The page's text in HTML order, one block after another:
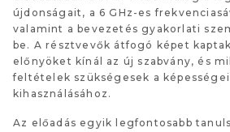
újdonságait, a 6 GHz-es
valamint a bevezetés gyakorlati
be. A résztvevők átfogó képet
előnyöket kínál az új szabvány, és
feltételek szükségesek a
kihasználásához.
Az előadás egyik legfontosabb